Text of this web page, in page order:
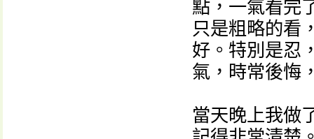
點，一氣看完
只是粗略的看
好。特別是忍
氣，時常後悔
當天晚上我做